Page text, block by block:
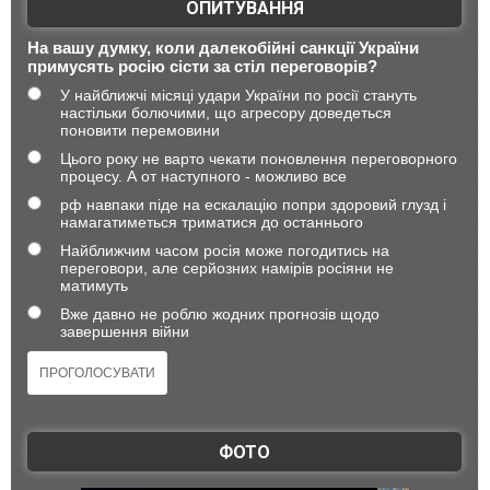
ОПИТУВАННЯ
На вашу думку, коли далекобійні санкції України
примусять росію сісти за стіл переговорів?
У найближчі місяці удари України по росії стануть
настільки болючими, що агресору доведеться
поновити перемовини
Цього року не варто чекати поновлення переговорного
процесу. А от наступного - можливо все
рф навпаки піде на ескалацію попри здоровий глузд і
намагатиметься триматися до останнього
Найближчим часом росія може погодитись на
переговори, але серйозних намірів росіяни не
матимуть
Вже давно не роблю жодних прогнозів щодо
завершення війни
ФОТО